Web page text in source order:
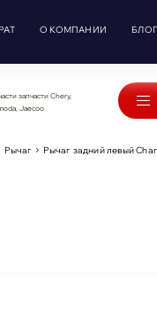
О КОМПАНИИ БЛОГ
запчасти Chery,
Jaecoo
Рычаг Рычаг задний левый